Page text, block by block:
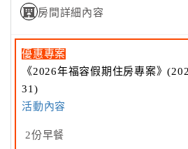
客
紅
利
查
房間詳細內容
優惠專案
《2026年福容假期住房專案》
31)
活動內容
2份早餐